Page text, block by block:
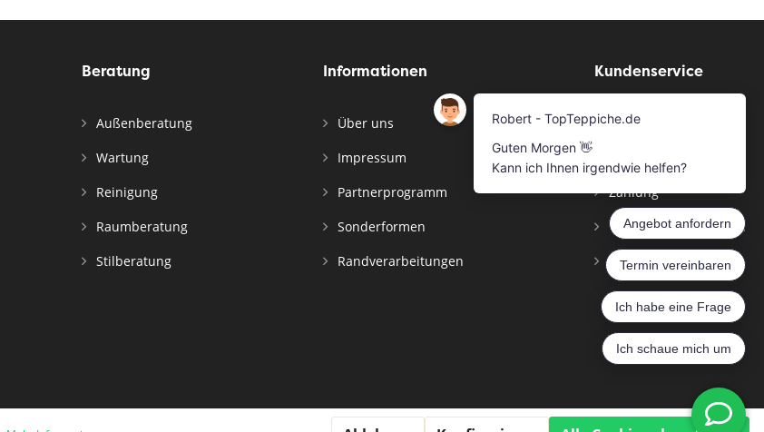
Beratung
Außenberatung
Wartung
Reinigung
Raumberatung
Stilberatung
Informationen
Über uns
Impressum
Partnerprogramm
Sonderformen
Randverarbeitungen
Kundenservice
Musterservice
Zahlung
Versandinformationen
Widerrufsbelehrung